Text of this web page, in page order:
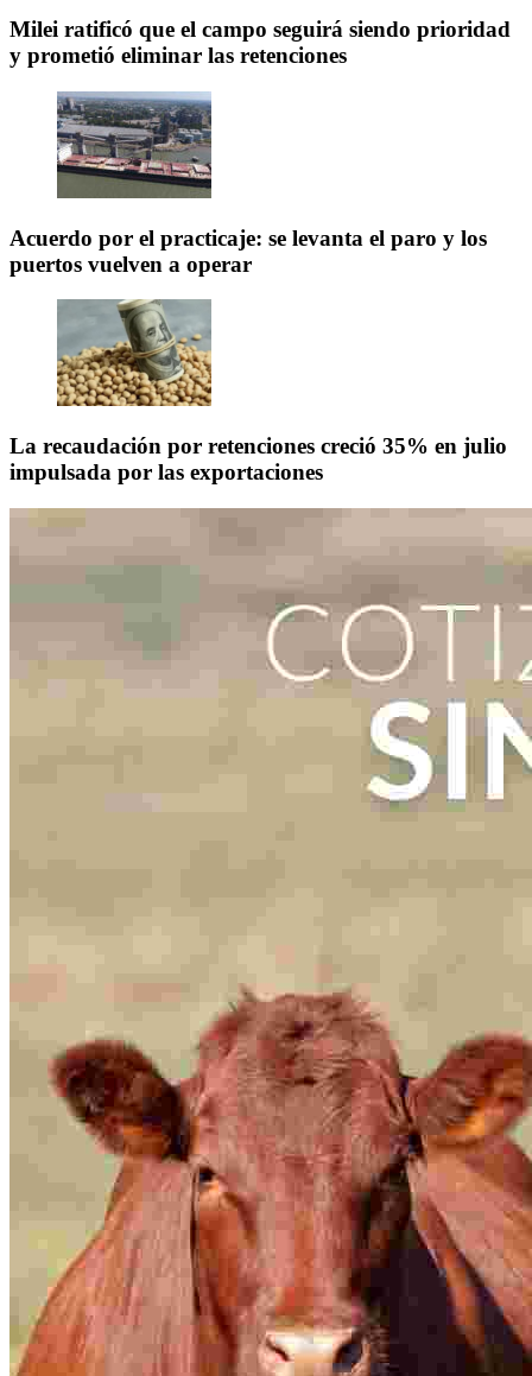
Milei ratificó que el campo seguirá siendo prioridad
y prometió eliminar las retenciones
Acuerdo por el practicaje: se levanta el paro y los
puertos vuelven a operar
La recaudación por retenciones creció 35% en julio
impulsada por las exportaciones